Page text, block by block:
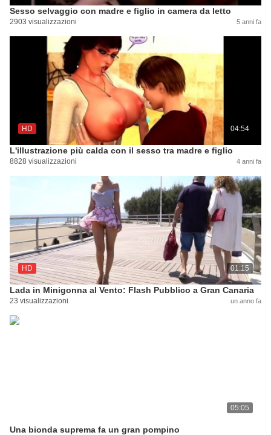
Sesso selvaggio con madre e figlio in camera da letto
2903 visualizzazioni 5 anni fa
HD 04:54
L'illustrazione più calda con il sesso tra madre e figlio
8828 visualizzazioni 4 anni fa
HD 01:15
Lada in Minigonna al Vento: Flash Pubblico a Gran Canaria
23 visualizzazioni un anno fa
05:05
Una bionda suprema fa un gran pompino